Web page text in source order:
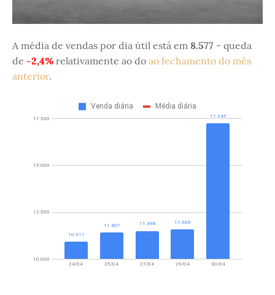
A média de vendas por dia útil está em 8.577 - queda
de -2,4% relativamente ao do ao fechamento do mês
anterior.